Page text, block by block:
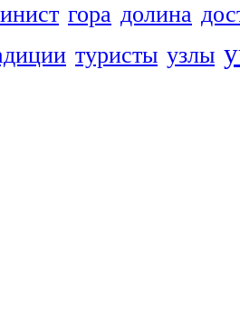
гора долина
туристы узлы